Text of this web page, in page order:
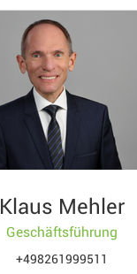
Klaus Mehler
Geschäftsführung
+498261999511